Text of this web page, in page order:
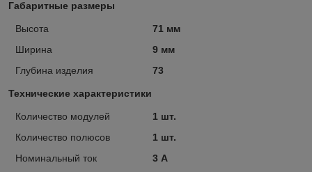
Габаритные размеры
Высота
71 мм
Ширина
9 мм
Глубина изделия
73
Технические характеристики
Количество модулей
1 шт.
Количество полюсов
1 шт.
Номинальный ток
3 А